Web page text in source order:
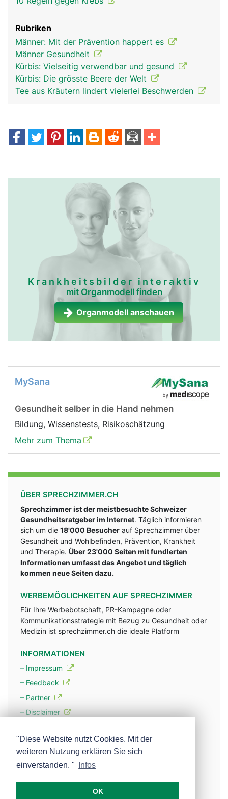
Rubriken
Männer: Mit der Prävention happert es
Männer Gesundheit
Kürbis: Vielseitig verwendbar und gesund
Kürbis: Die grösste Beere der Welt
Tee aus Kräutern lindert vielerlei Beschwerden
Krankheitsbilder interaktiv
mit Organmodell finden
Organmodell anschauen
MySana
Gesundheit selber in die Hand nehmen
Bildung, Wissenstests, Risikoschätzung
Mehr zum Thema
ÜBER SPRECHZIMMER.CH
Sprechzimmer ist der meistbesuchte Schweizer
Gesundheitsratgeber im Internet. Täglich informieren
sich um die 18'000 Besucher auf Sprechzimmer über
Gesundheit und Wohlbefinden, Prävention, Krankheit
und Therapie. Über 23'000 Seiten mit fundlerten
Informationen umfasst das Angebot und täglich
kommen neue Seiten dazu.
WERBEMÖGLICHKEITEN AUF SPRECHZIMMER
Für Ihre Werbebotschaft, PR-Kampagne oder
Kommunikationsstrategie mit Bezug zu Gesundheit oder
Medizin ist sprechzimmer.ch die ideale Platform
INFORMATIONEN
– Impressum
– Feedback
– Partner
– Disclaimer
– Werbung
– Mehr über unsere Experten
"Diese Website nutzt Cookies. Mit der
weiteren Nutzung erklären Sie sich
einverstanden. "
Infos
OK